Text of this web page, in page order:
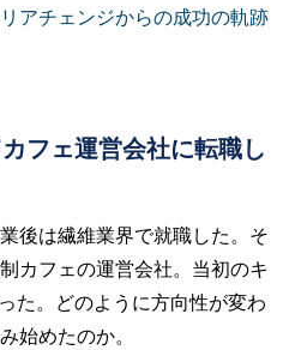
アチェンジからの成功の軌跡
フェ運営会社に転職し
後は繊維業界で就職した。そ
カフェの運営会社。当初のキ
た。どのように方向性が変わ
始めたのか。